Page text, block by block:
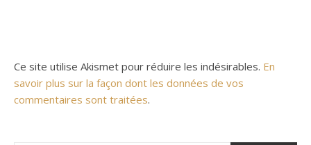
Ce site utilise Akismet pour réduire les indésirables. En
savoir plus sur la façon dont les données de vos
commentaires sont traitées.